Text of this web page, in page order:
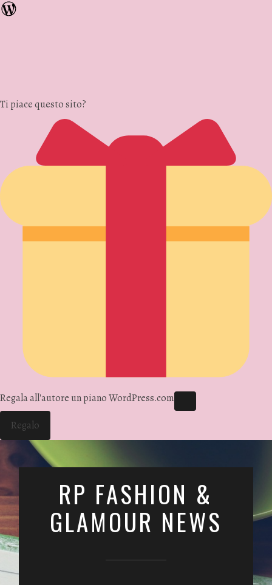
Ti piace questo sito?
Regala all'autore un piano WordPress.com
Regalo
RP FASHION &
GLAMOUR NEWS